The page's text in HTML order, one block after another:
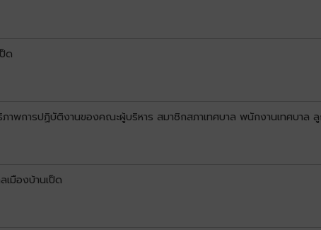
ด
พการปฏิบัติงานของคณะผู้บริหาร สมาชิกสภาเทศบาล พนักงานเทศบาล
เมืองบ้านเป็ด